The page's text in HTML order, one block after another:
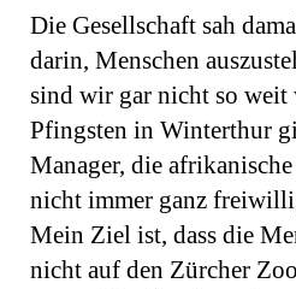
Die Gesellschaft sah
darin, Menschen
sind wir gar nicht so
Pfingsten in Winterthur
Manager, die
nicht immer ganz
Mein Ziel ist, dass die
nicht auf den Zürcher